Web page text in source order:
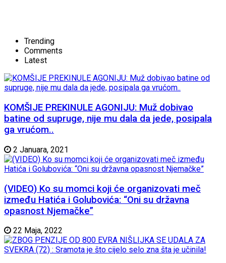
Trending
Comments
Latest
KOMŠIJE PREKINULE AGONIJU: Muž dobivao
batine od supruge, nije mu dala da jede, posipala
ga vrućom..
2 Januara, 2021
(VIDEO) Ko su momci koji će organizovati meč
između Hatića i Golubovića: “Oni su državna
opasnost Njemačke”
22 Maja, 2022